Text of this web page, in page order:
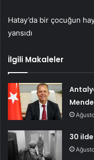
Hatay’da bir çocuğun
yansıdı
İlgili Makaleler
30 ilde